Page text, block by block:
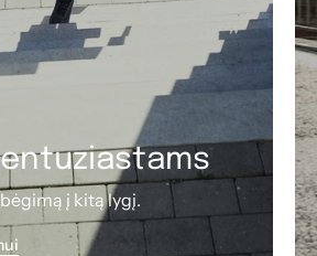
į kitą lygį.